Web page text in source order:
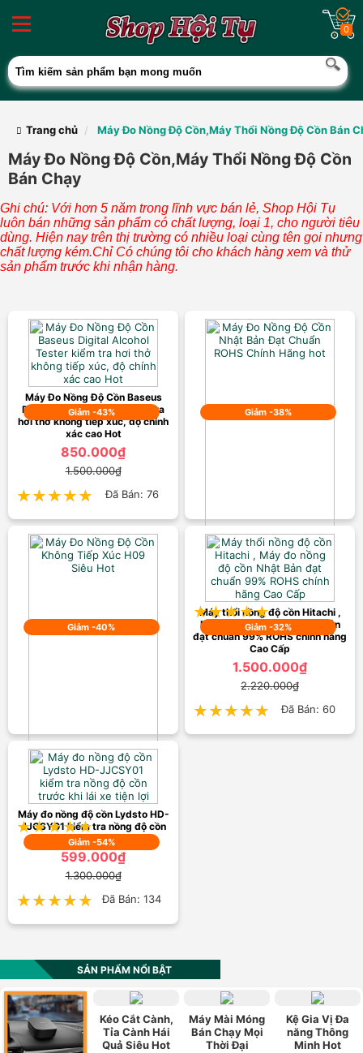
0
Trang chủ Máy Đo Nồng Độ Cồn,Máy Thổi Nồng Độ Cồn Bán
Máy Đo Nồng Độ Cồn,Máy Thổi Nồng Độ Cồn
Bán Chạy
Ghi chú: Với hơn 5 năm trong lĩnh vực bán lẻ, Shop Hội Tụ
luôn bán những sản phẩm có chất lượng, loại 1, cho người tiêu
dùng. Hiện nay trên thị trường có nhiều loại cùng tên gọi nhưng
chất lượng kém.Chỉ Có chúng tôi cho khách hàng xem và thử
sản phẩm trước khi nhận hàng.
Giảm -43%
Máy Đo Nồng Độ Cồn Baseus
Digital Alcohol Tester kiểm tra
hơi thở không tiếp xúc, độ chính
xác cao Hot
850.000₫
1.500.000₫
★★★★★
★★★★★ Đã Bán: 76
Giảm -38%
Máy Đo Nồng Độ Cồn Nhật Bản
Đạt Chuẩn ROHS Chính Hãng hot
999.000₫
1.600.000₫
★★★★★
★★★★★ Đã Bán: 69
Giảm -40%
Máy Đo Nồng Độ Cồn Không
Tiếp Xúc H09 Siêu Hot
899.000₫
1.500.000₫
★★★★★
★★★★★ Đã Bán: 112
Giảm -32%
Máy thổi nồng độ cồn Hitachi ,
Máy đo nồng độ cồn Nhật Bản
đạt chuẩn 99% ROHS chính hãng
Cao Cấp
1.500.000₫
2.220.000₫
★★★★★
★★★★★ Đã Bán: 60
Giảm -54%
Máy đo nồng độ cồn Lydsto HD-
JJCSY01 kiểm tra nồng độ cồn
trước khi lái xe tiện lợi
599.000₫
1.300.000₫
★★★★★
★★★★★ Đã Bán: 134
SẢN PHẨM NỔI BẬT
Kéo Cắt Cành,
Tỉa Cành Hái
Quả Siêu Hot
Máy Mài Móng
Bán Chạy Mọi
Thời Đại
Kệ Gia Vị Đa
năng Thông
Minh Hot